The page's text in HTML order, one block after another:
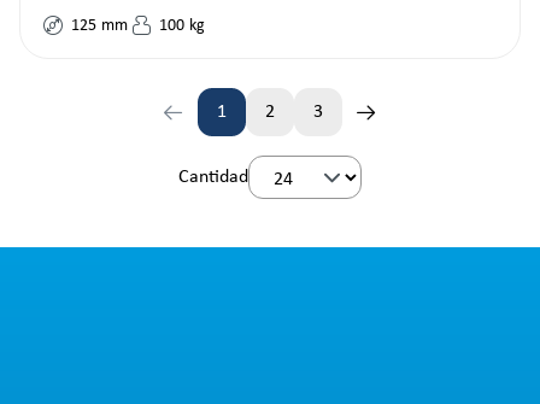
125 mm 100 kg
Página
1 2
Página
3
Cantidad